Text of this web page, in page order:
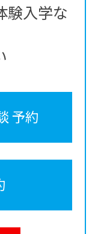
験入学な
予約